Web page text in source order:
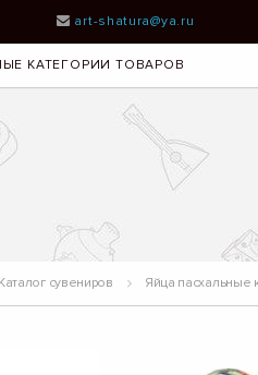
art-shatura@ya.ru
КАТЕГОРИИ ТОВАРОВ
Каталог сувениров Яйца пасхальные